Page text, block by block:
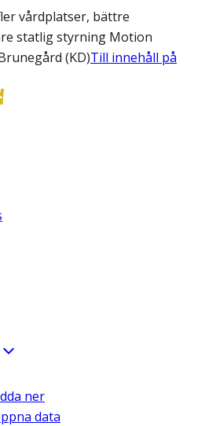
vårdplatser, bättre
statlig styrning Motion
(KD)Till innehåll på
ner
data